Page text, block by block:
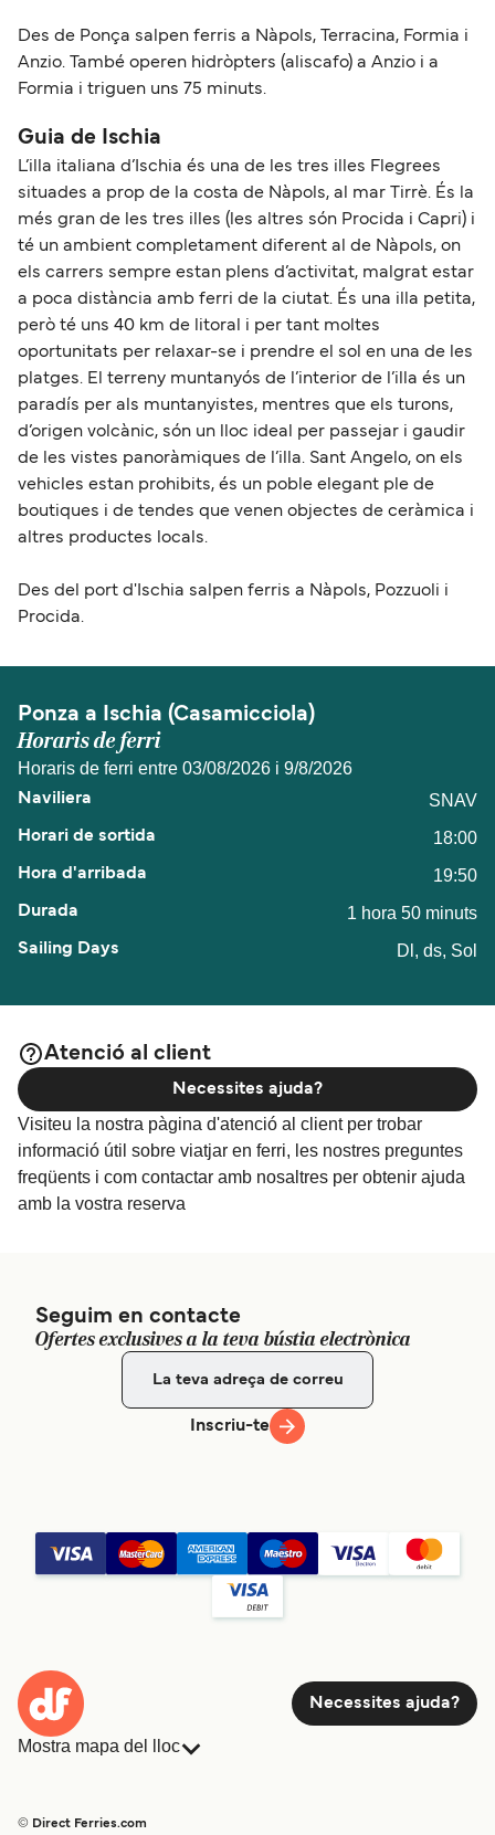
Des de Ponça salpen ferris a Nàpols, Terracina, Formia i
Anzio. També operen hidròpters (aliscafo) a Anzio i a
Formia i triguen uns 75 minuts.
Guia de Ischia
L’illa italiana d’Ischia és una de les tres illes Flegrees
situades a prop de la costa de Nàpols, al mar Tirrè. És la
més gran de les tres illes (les altres són Procida i Capri) i
té un ambient completament diferent al de Nàpols, on
els carrers sempre estan plens d’activitat, malgrat estar
a poca distància amb ferri de la ciutat. És una illa petita,
però té uns 40 km de litoral i per tant moltes
oportunitats per relaxar-se i prendre el sol en una de les
platges. El terreny muntanyós de l’interior de l’illa és un
paradís per als muntanyistes, mentres que els turons,
d’origen volcànic, són un lloc ideal per passejar i gaudir
de les vistes panoràmiques de l’illa. Sant Angelo, on els
vehicles estan prohibits, és un poble elegant ple de
boutiques i de tendes que venen objectes de ceràmica i
altres productes locals.
Des del port d'Ischia salpen ferris a Nàpols, Pozzuoli i
Procida.
Ponza a Ischia (Casamicciola)
Horaris de ferri
Horaris de ferri entre 03/08/2026 i 9/8/2026
SNAV
18:00
19:50
1 hora 50 minuts
Dl, ds, Sol
Atenció al client
Visiteu la nostra pàgina d'atenció al client per trobar
informació útil sobre viatjar en ferri, les nostres preguntes
freqüents i com contactar amb nosaltres per obtenir ajuda
amb la vostra reserva
Necessites ajuda?
Seguim en contacte
Ofertes exclusives a la teva bústia electrònica
Inscriu-te
Necessites ajuda?
Mostra mapa del lloc
© Direct Ferries.com